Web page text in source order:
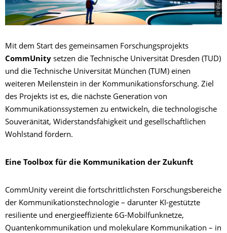
Mit dem Start des gemeinsamen Forschungsprojekts
CommUnity setzen die Technische Universität Dresden (TUD)
und die Technische Universität München (TUM) einen
weiteren Meilenstein in der Kommunikationsforschung. Ziel
des Projekts ist es, die nächste Generation von
Kommunikationssystemen zu entwickeln, die technologische
Souveränität, Widerstandsfähigkeit und gesellschaftlichen
Wohlstand fördern.
Eine Toolbox für die Kommunikation der Zukunft
CommUnity vereint die fortschrittlichsten Forschungsbereiche
der Kommunikationstechnologie – darunter KI-gestützte
resiliente und energieeffiziente 6G-Mobilfunknetze,
Quantenkommunikation und molekulare Kommunikation – in